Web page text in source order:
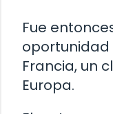
Fue
oportunidad
Francia, un
Europa.